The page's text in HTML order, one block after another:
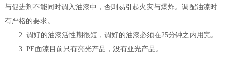
与促进剂不能同时调入油漆中，否则易引起火灾与爆炸。调配油漆时
有严格的要求。
2. 调好的油漆活性期很短，调好的油漆必须在25分钟之内用完。
3. PE面漆目前只有亮光产品，没有亚光产品。